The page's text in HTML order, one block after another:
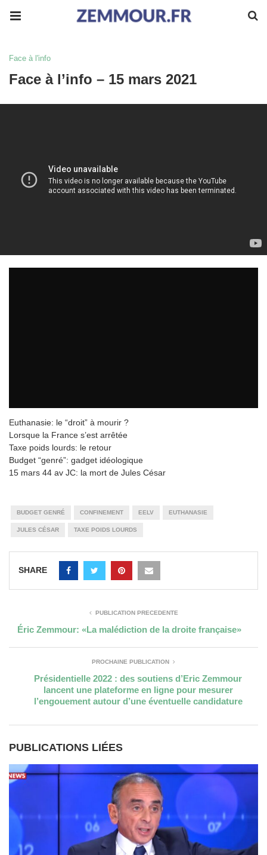
Face à l'info
Face à l’info – 15 mars 2021
Euthanasie: le “droit” à mourir ?
Lorsque la France s’est arrêtée
Taxe poids lourds: le retour
Budget “genré”: gadget idéologique
15 mars 44 av JC: la mort de Jules César
BUDGET GENRÉ CONFINEMENT EELV EUTHANASIE
JULES CÉSAR TAXE POIDS LOURDS
SHARE
PUBLICATION PRÉCÉDENTE
Éric Zemmour: «La malédiction de la droite française»
PROCHAINE PUBLICATION
Présidentielle 2022 : des soutiens d’Eric Zemmour
lancent une plateforme en ligne pour mesurer
l’engouement autour d’une éventuelle candidature
PUBLICATIONS LIÉES